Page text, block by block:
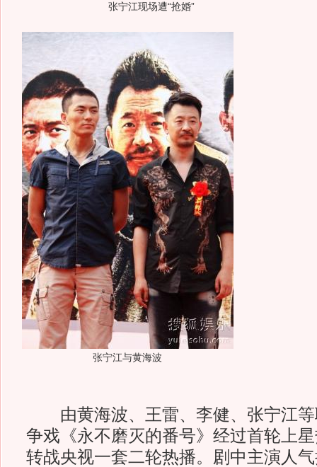
张宁江现场遭“抢婚”
张宁江与黄海波
由黄海波、王雷、李健、张宁江等
争戏《永不磨灭的番号》经过首轮上
转战央视一套二轮热播。剧中主演人